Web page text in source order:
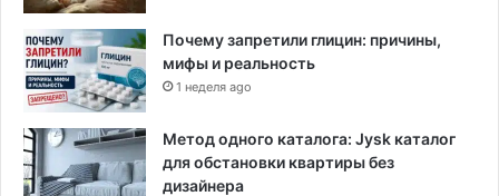
Почему запретили глицин: причины,
мифы и реальность
1 неделя ago
Метод одного каталога: Jysk каталог
для обстановки квартиры без
дизайнера